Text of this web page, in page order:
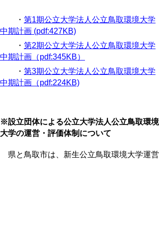
・ 第1期公立大学法人公立鳥取環境大学
中期計画 (pdf:427KB)
・ 第2期公立大学法人公立鳥取環境大学
中期計画 （pdf:345KB）
・ 第3期公立大学法人公立鳥取環境大学
中期計画（pdf:224KB)
※設立団体による公立大学法人公立鳥取環境
大学の運営・評価体制について
県と鳥取市は、新生公立鳥取環境大学運営